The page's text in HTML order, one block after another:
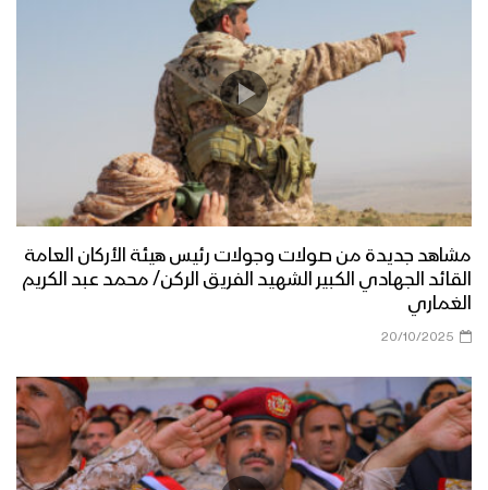
مشاهد جديدة من صولات وجولات رئيس هيئة الأركان العامة
القائد الجهادي الكبير الشهيد الفريق الركن/ محمد عبد الكريم
الغماري
20/10/2025